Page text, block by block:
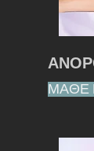
ΜΑΘΕ